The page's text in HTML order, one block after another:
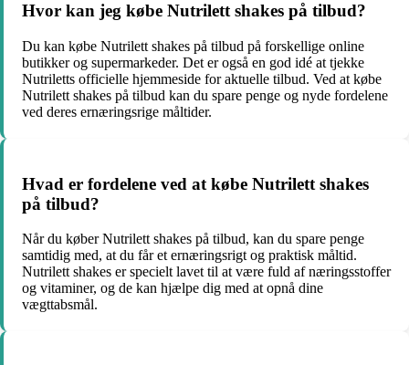
Hvor kan jeg købe Nutrilett shakes på tilbud?
Du kan købe Nutrilett shakes på tilbud på forskellige online
butikker og supermarkeder. Det er også en god idé at tjekke
Nutriletts officielle hjemmeside for aktuelle tilbud. Ved at købe
Nutrilett shakes på tilbud kan du spare penge og nyde fordelene
ved deres ernæringsrige måltider.
Hvad er fordelene ved at købe Nutrilett shakes
på tilbud?
Når du køber Nutrilett shakes på tilbud, kan du spare penge
samtidig med, at du får et ernæringsrigt og praktisk måltid.
Nutrilett shakes er specielt lavet til at være fuld af næringsstoffer
og vitaminer, og de kan hjælpe dig med at opnå dine
vægttabsmål.